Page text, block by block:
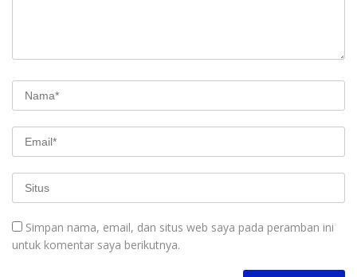
Simpan nama, email, dan situs web saya pada peramban ini
untuk komentar saya berikutnya.